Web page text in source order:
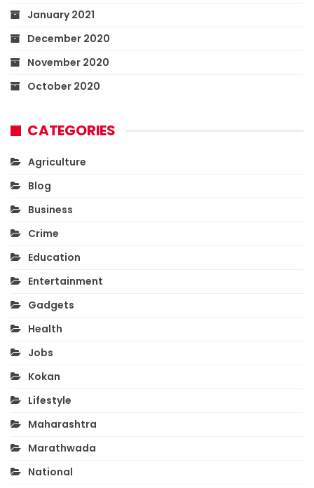
January 2021
December 2020
November 2020
October 2020
CATEGORIES
Agriculture
Blog
Business
Crime
Education
Entertainment
Gadgets
Health
Jobs
Kokan
Lifestyle
Maharashtra
Marathwada
National